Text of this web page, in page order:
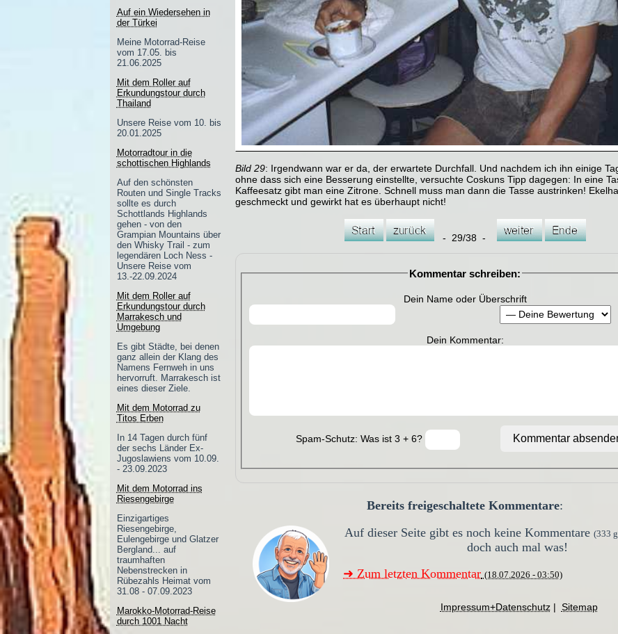
Auf ein Wiedersehen in
der Türkei
Meine Motorrad-Reise
vom 17.05. bis
21.06.2025
Mit dem Roller auf
Erkundungstour durch
Thailand
Unsere Reise vom 10. bis
20.01.2025
Motorradtour in die
schottischen Highlands
Auf den schönsten
Routen und Single Tracks
sollte es durch
Schottlands Highlands
gehen - von den
Grampian Mountains über
den Whisky Trail - zum
legendären Loch Ness -
Unsere Reise vom
13.-22.09.2024
Mit dem Roller auf
Erkundungstour durch
Marrakesch und
Umgebung
Es gibt Städte, bei denen
ganz allein der Klang des
Namens Fernweh in uns
hervorruft. Marrakesch ist
eines dieser Ziele.
Mit dem Motorrad zu
Titos Erben
In 14 Tagen durch fünf
der sechs Länder Ex-
Jugoslawiens vom 10.09.
- 23.09.2023
Mit dem Motorrad ins
Riesengebirge
Einzigartiges
Riesengebirge,
Eulengebirge und Glatzer
Bergland... auf
traumhaften
Nebenstrecken in
Rübezahls Heimat vom
31.08 - 07.09.2023
Marokko-Motorrad-Reise
durch 1001 Nacht
Bild 29: Irgendwann war er da, der erwartete Durchfall. Und nachdem ich ihn einige
ohne dass sich eine Besserung einstellte, versuchte Coskuns Tipp dagegen: In eine
Kaffeesatz gibt man eine Zitrone. Schnell muss man dann die Tasse austrinken!
geschmeckt und gewirkt hat es überhaupt nicht!
- 29/38 -
Kommentar schreiben:
Dein Name oder Überschrift
Dein Kommentar:
Spam-Schutz: Was ist 3 + 6? Kommentar
Bereits freigeschaltete Kommentare:
Auf dieser Seite gibt es noch keine Kommentare (333
doch auch mal was!
➜ Zum letzten Kommentar (18.07.2026 - 03:50)
Impressum+Datenschutz| Sitemap